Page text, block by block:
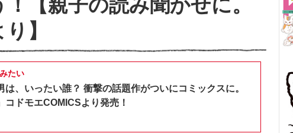
【親子の読み聞かせに。
】
たい
は、いったい誰？ 衝撃の話題作がついにコミックスに。
コドモエCOMICSより発売！